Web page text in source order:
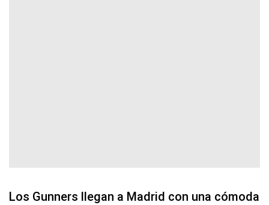
Los Gunners llegan a Madrid con una cómoda